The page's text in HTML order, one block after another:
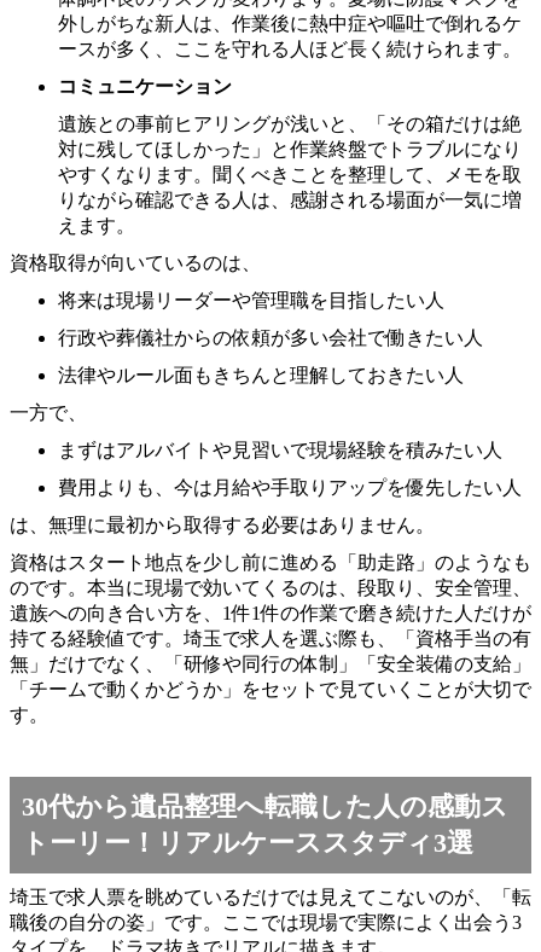
外しがちな新人は、作業後に熱中症や嘔吐で倒れるケ
ースが多く、ここを守れる人ほど長く続けられます。
コミュニケーション
遺族との事前ヒアリングが浅いと、「その箱だけは絶
対に残してほしかった」と作業終盤でトラブルになり
やすくなります。聞くべきことを整理して、メモを取
りながら確認できる人は、感謝される場面が一気に増
えます。
資格取得が向いているのは、
将来は現場リーダーや管理職を目指したい人
行政や葬儀社からの依頼が多い会社で働きたい人
法律やルール面もきちんと理解しておきたい人
一方で、
まずはアルバイトや見習いで現場経験を積みたい人
費用よりも、今は月給や手取りアップを優先したい人
は、無理に最初から取得する必要はありません。
資格はスタート地点を少し前に進める「助走路」のようなも
のです。本当に現場で効いてくるのは、段取り、安全管理、
遺族への向き合い方を、1件1件の作業で磨き続けた人だけが
持てる経験値です。埼玉で求人を選ぶ際も、「資格手当の有
無」だけでなく、「研修や同行の体制」「安全装備の支給」
「チームで動くかどうか」をセットで見ていくことが大切で
す。
30代から遺品整理へ転職した人の感動ス
トーリー！リアルケーススタディ3選
埼玉で求人票を眺めているだけでは見えてこないのが、「転
職後の自分の姿」です。ここでは現場で実際によく出会う3
タイプを、ドラマ抜きでリアルに描きます。